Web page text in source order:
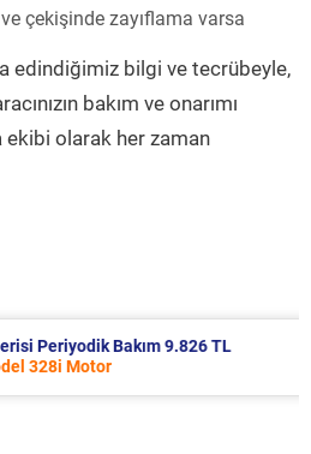
çekişinde zayıflama varsa
edindiğimiz bilgi ve tecrübeyle,
bakım ve onarımı
olarak her zaman
Bakım 9.826 TL
Motor